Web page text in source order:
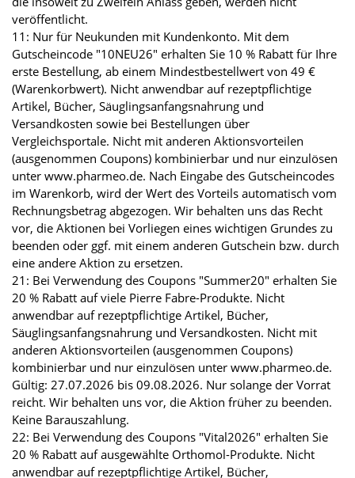
veröffentlicht.
11: Nur für Neukunden mit Kundenkonto. Mit dem
Gutscheincode "10NEU26" erhalten Sie 10 % Rabatt für Ihre
erste Bestellung, ab einem Mindestbestellwert von 49 €
(Warenkorbwert). Nicht anwendbar auf rezeptpflichtige
Artikel, Bücher, Säuglingsanfangsnahrung und
Versandkosten sowie bei Bestellungen über
Vergleichsportale. Nicht mit anderen Aktionsvorteilen
(ausgenommen Coupons) kombinierbar und nur einzulösen
unter www.pharmeo.de. Nach Eingabe des Gutscheincodes
im Warenkorb, wird der Wert des Vorteils automatisch vom
Rechnungsbetrag abgezogen. Wir behalten uns das Recht
vor, die Aktionen bei Vorliegen eines wichtigen Grundes zu
beenden oder ggf. mit einem anderen Gutschein bzw. durch
eine andere Aktion zu ersetzen.
21: Bei Verwendung des Coupons "Summer20" erhalten Sie
20 % Rabatt auf viele Pierre Fabre-Produkte. Nicht
anwendbar auf rezeptpflichtige Artikel, Bücher,
Säuglingsanfangsnahrung und Versandkosten. Nicht mit
anderen Aktionsvorteilen (ausgenommen Coupons)
kombinierbar und nur einzulösen unter www.pharmeo.de.
Gültig: 27.07.2026 bis 09.08.2026. Nur solange der Vorrat
reicht. Wir behalten uns vor, die Aktion früher zu beenden.
Keine Barauszahlung.
22: Bei Verwendung des Coupons "Vital2026" erhalten Sie
20 % Rabatt auf ausgewählte Orthomol-Produkte. Nicht
anwendbar auf rezeptpflichtige Artikel, Bücher,